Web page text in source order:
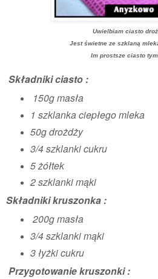
Uwielbiam ciasto
Jest świetne ze szklaną
Im prostsze ciasto
Składniki ciasto :
150g masła
1 szklanka ciepłego mleka
50g drożdży
3/4 szklanki cukru
5 żółtek
2 szklanki mąki
Składniki kruszonka :
200g masła
3/4 szklanki mąki
3 łyżki cukru
Przygotowanie kruszonki :